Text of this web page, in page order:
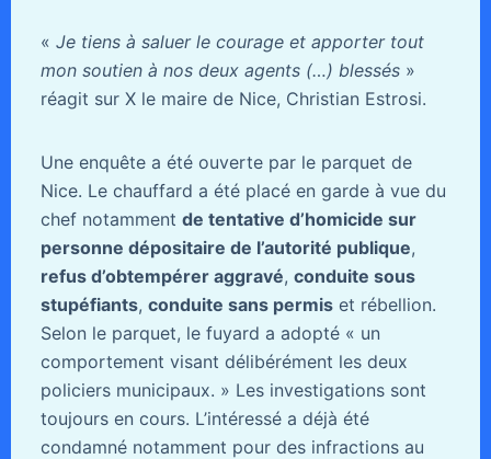
« Je tiens à saluer le courage et apporter tout
mon soutien à nos deux agents (…) blessés»
réagit sur X le maire de Nice, Christian Estrosi.
Une enquête a été ouverte par le parquet de
Nice. Le chauffard a été placé en garde à vue du
chef notamment de tentative d’homicide sur
personne dépositaire de l’autorité publique,
refus d’obtempérer aggravé, conduite sous
stupéfiants, conduite sans permiset rébellion.
Selon le parquet, le fuyard a adopté « un
comportement visant délibérément les deux
policiers municipaux. » Les investigations sont
toujours en cours. L’intéressé a déjà été
condamné notamment pour des infractions au